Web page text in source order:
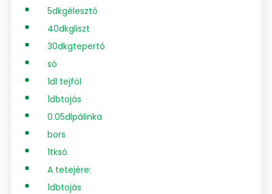
5dkgélesztő
40dkgliszt
30dkgtepertő
só
1dl tejföl
1dbtojás
0.05dlpálinka
bors
1tksó
A tetejére:
1dbtojás